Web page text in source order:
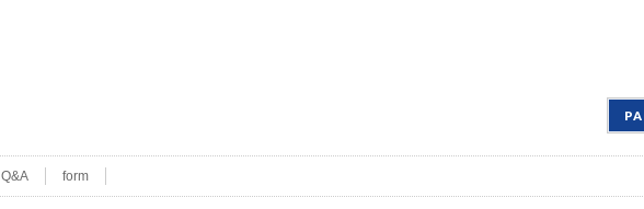
Q&A form